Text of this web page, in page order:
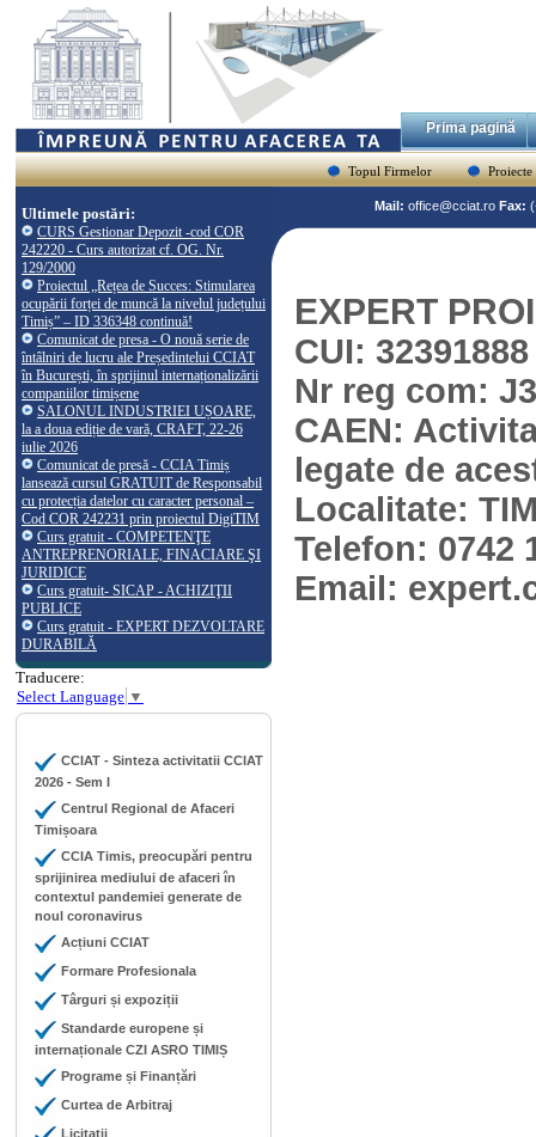
Prima pagină
Topul Firmelor Proiecte
Ultimele postări:
CURS Gestionar Depozit -cod COR
242220 - Curs autorizat cf. OG. Nr.
129/2000
Proiectul „Rețea de Succes: Stimularea
ocupării forței de muncă la nivelul județului
Timiș” – ID 336348 continuă!
Comunicat de presa - O nouă serie de
întâlniri de lucru ale Președintelui CCIAT
în București, în sprijinul internaționalizării
companiilor timișene
SALONUL INDUSTRIEI UȘOARE,
la a doua ediție de vară, CRAFT, 22-26
iulie 2026
Comunicat de presă - CCIA Timiș
lansează cursul GRATUIT de Responsabil
cu protecția datelor cu caracter personal –
Cod COR 242231 prin proiectul DigiTIM
Curs gratuit - COMPETENŢE
ANTREPRENORIALE, FINACIARE ŞI
JURIDICE
Curs gratuit- SICAP - ACHIZIŢII
PUBLICE
Curs gratuit - EXPERT DEZVOLTARE
DURABILĂ
Traducere:
Select Language ▼
CCIAT - Sinteza activitatii CCIAT
2026 - Sem I
Centrul Regional de Afaceri
Timișoara
CCIA Timis, preocupări pentru
sprijinirea mediului de afaceri în
contextul pandemiei generate de
noul coronavirus
Acțiuni CCIAT
Formare Profesionala
Târguri și expoziții
Standarde europene și
internaționale CZI ASRO TIMIȘ
Programe și Finanțări
Curtea de Arbitraj
Licitații
Mail: office@cciat.ro Fax:
EXPERT
CUI: 32391888
Nr reg com:
CAEN:
legate de
Localitate:
Telefon: 0742
Email: